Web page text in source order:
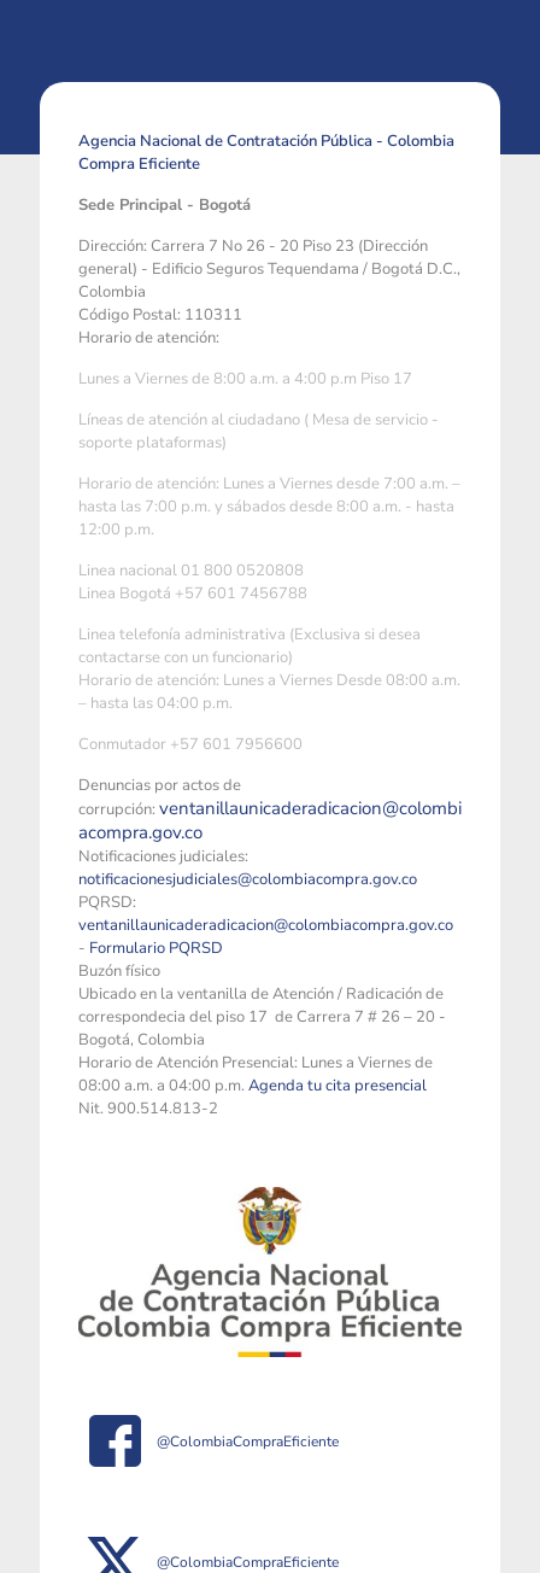
Agencia Nacional de Contratación Pública - Colombia
Compra Eficiente
Sede Principal - Bogotá
Dirección: Carrera 7 No 26 - 20 Piso 23 (Dirección
general) - Edificio Seguros Tequendama / Bogotá D.C.,
Colombia
Código Postal: 110311
Horario de atención:
Lunes a Viernes de 8:00 a.m. a 4:00 p.m Piso 17
Líneas de atención al ciudadano ( Mesa de servicio -
soporte plataformas)
Horario de atención: Lunes a Viernes desde 7:00 a.m. –
hasta las 7:00 p.m. y sábados desde 8:00 a.m. - hasta
12:00 p.m.
Linea nacional 01 800 0520808
Linea Bogotá +57 601 7456788
Linea telefonía administrativa (Exclusiva si desea
contactarse con un funcionario)
Horario de atención: Lunes a Viernes Desde 08:00 a.m.
– hasta las 04:00 p.m.
Conmutador +57 601 7956600
Denuncias por actos de
corrupción: ventanillaunicaderadicacion@colombi
acompra.gov.co
Notificaciones judiciales:
notificacionesjudiciales@colombiacompra.gov.co
PQRSD:
ventanillaunicaderadicacion@colombiacompra.gov.co
- Formulario PQRSD
Buzón físico
Ubicado en la ventanilla de Atención / Radicación de
correspondecia del piso 17 de Carrera 7 # 26 – 20 -
Bogotá, Colombia
Horario de Atención Presencial: Lunes a Viernes de
08:00 a.m. a 04:00 p.m. Agenda tu cita presencial
Nit. 900.514.813-2
@ColombiaCompraEficiente
@ColombiaCompraEficiente